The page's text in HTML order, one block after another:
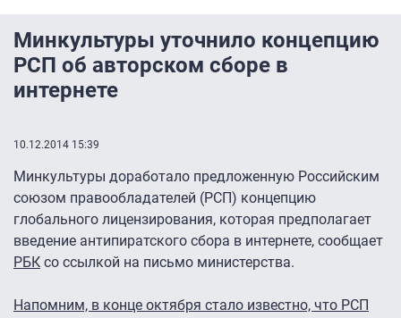
Минкультуры уточнило концепцию
РСП об авторском сборе в
интернете
10.12.2014 15:39
Минкультуры доработало предложенную Российским
союзом правообладателей (РСП) концепцию
глобального лицензирования, которая предполагает
введение антипиратского сбора в интернете, сообщает
РБК со ссылкой на письмо министерства.
Напомним, в конце октября стало известно, что РСП